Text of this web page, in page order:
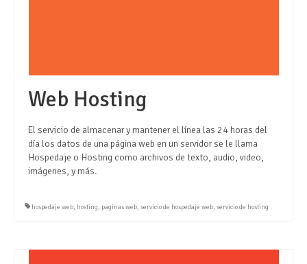
Web Hosting
El servicio de almacenar y mantener el línea las 24 horas del
día los datos de una página web en un servidor se le llama
Hospedaje o Hosting como archivos de texto, audio, video,
imágenes, y más.
hospedaje web, hosting, paginas web, servicio de hospedaje web, servicio de hosting